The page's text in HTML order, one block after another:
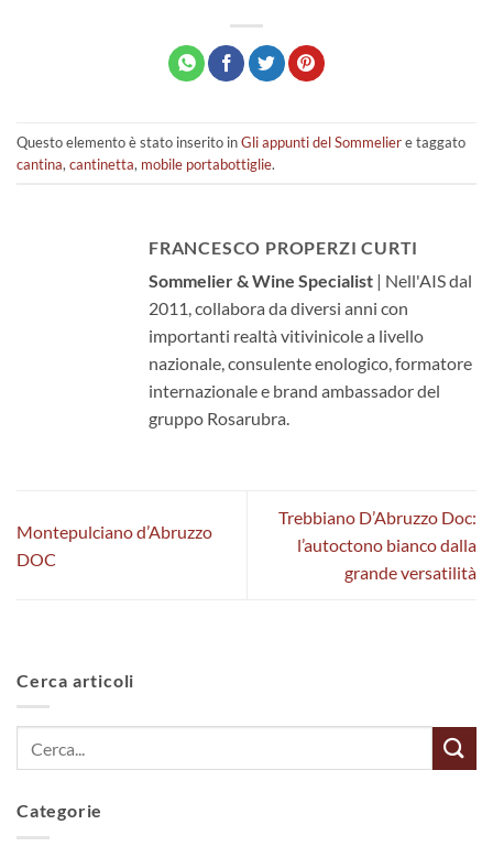
Questo elemento è stato inserito inGli appunti del Sommeliere taggato
cantina, cantinetta, mobile portabottiglie.
FRANCESCO PROPERZI CURTI
Sommelier & Wine Specialist | Nell'AIS dal
2011, collabora da diversi anni con
importanti realtà vitivinicole a livello
nazionale, consulente enologico, formatore
internazionale e brand ambassador del
gruppo Rosarubra.
Montepulciano d’Abruzzo
DOC
Trebbiano D’Abruzzo Doc:
l’autoctono bianco dalla
grande versatilità
Cerca articoli
Categorie